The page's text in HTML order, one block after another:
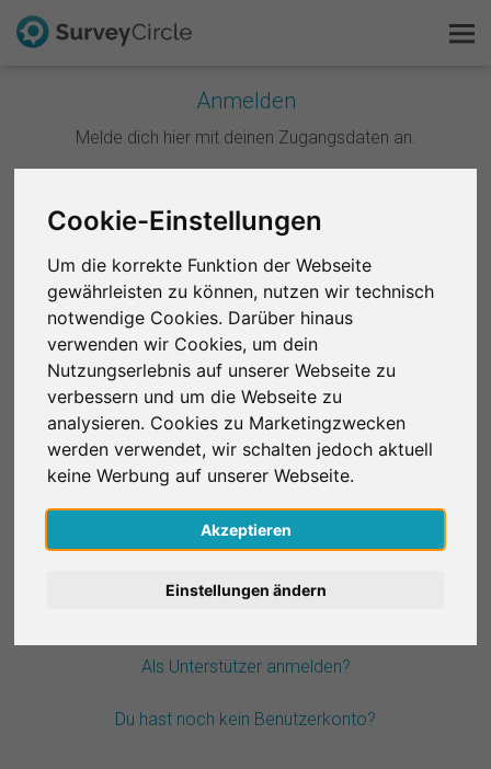
Cookie-Einstellungen
Um die korrekte Funktion der Webseite
gewährleisten zu können, nutzen wir technisch
notwendige Cookies. Darüber hinaus
verwenden wir Cookies, um dein
Nutzungserlebnis auf unserer Webseite zu
verbessern und um die Webseite zu
analysieren. Cookies zu Marketingzwecken
werden verwendet, wir schalten jedoch aktuell
keine Werbung auf unserer Webseite.
Akzeptieren
Einstellungen ändern
Anmelden
Melde dich hier mit deinen Zugangsdaten an.
Weiter mit Google
Weiter mit Facebook
ODER
E-Mail
Passwort*
Passwort vergessen?
Als Unterstützer anmelden?
Du hast noch kein Benutzerkonto?
Das ist SurveyCircle
FAQ
Kostenlos registrieren
Anmelden
Nederlands